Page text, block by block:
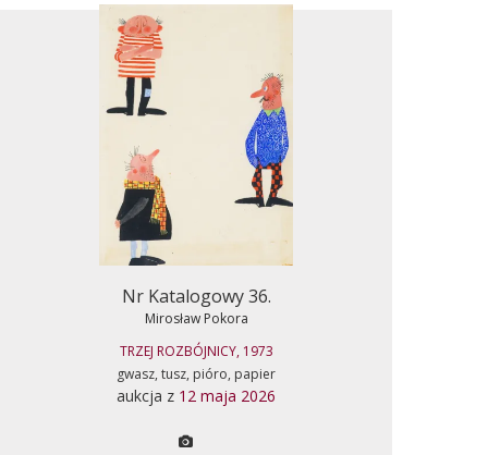
Nr Katalogowy 36.
Mirosław Pokora
TRZEJ ROZBÓJNICY, 1973
gwasz, tusz, pióro, papier
aukcja z 12 maja 2026